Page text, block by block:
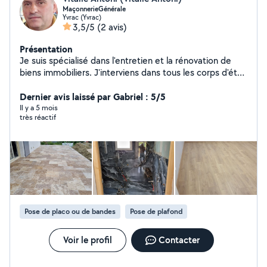
MaçonnerieGénérale
Yvrac (Yvrac)
3,5/5 (2 avis)
Présentation
Je suis spécialisé dans l'entretien et la rénovation de
biens immobiliers. J'interviens dans tous les corps d'état
multiservices » pouvant répondre à une large gamme de
travaux allant de la salle de bains clé en main, de la pose
de parquet, de la réfection complète d'une pièce
menuiseries extérieures comme intérieures Mais aussi
des tâches relevant plus du « petit » bricolage.
Dernier avis laissé par Gabriel : 5/5
Il y a 5 mois
très réactif
Pose de placo ou de bandes Pose de plafond
Voir le profil Contacter